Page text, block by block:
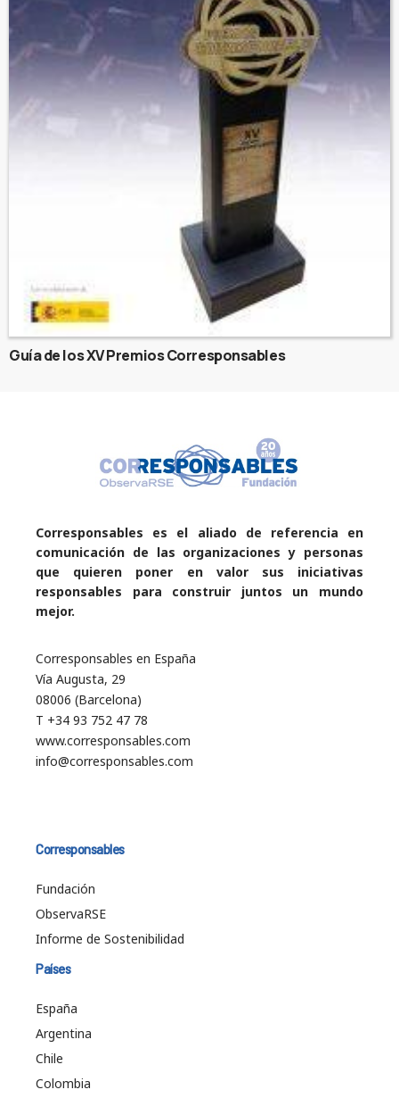
Guía de los XV Premios Corresponsables
Corresponsables es el aliado de referencia en
comunicación de las organizaciones y personas
que quieren poner en valor sus iniciativas
responsables para construir juntos un mundo
mejor.
Corresponsables en España
Vía Augusta, 29
08006 (Barcelona)
T +34 93 752 47 78
www.corresponsables.com
info@corresponsables.com
Corresponsables
Fundación
ObservaRSE
Informe de Sostenibilidad
Países
España
Argentina
Chile
Colombia